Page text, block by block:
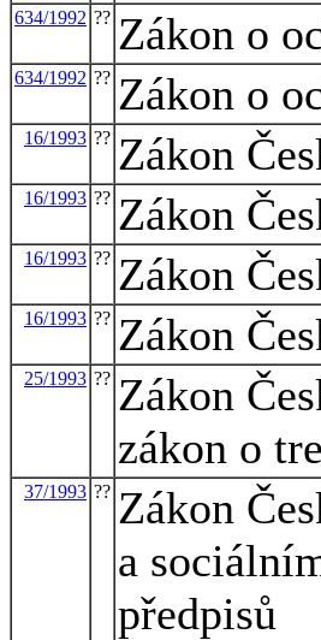
634/1992 ?? Zákon o
634/1992 ?? Zákon o
16/1993 ?? Zákon
16/1993 ?? Zákon
16/1993 ?? Zákon
16/1993 ?? Zákon
25/1993 ?? Zákon
zákon o
37/1993 ?? Zákon
a
předpisů